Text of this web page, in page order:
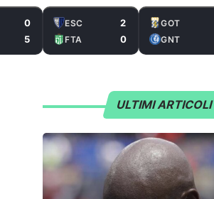
0
5
ESC 2
FTA 0
GOT
GNT
ULTIMI ARTICOLI